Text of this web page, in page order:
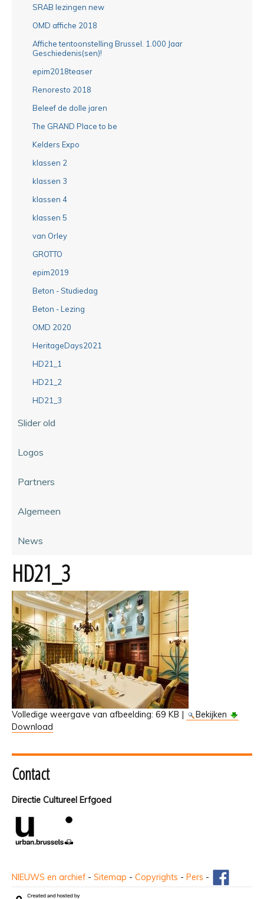
SRAB lezingen new
OMD affiche 2018
Affiche tentoonstelling Brussel. 1.000 Jaar
Geschiedenis(sen)!
epim2018teaser
Renoresto 2018
Beleef de dolle jaren
The GRAND Place to be
Kelders Expo
klassen 2
klassen 3
klassen 4
klassen 5
van Orley
GROTTO
epim2019
Beton - Studiedag
Beton - Lezing
OMD 2020
HeritageDays2021
HD21_1
HD21_2
HD21_3
Slider old
Logos
Partners
Algemeen
News
HD21_3
Volledige weergave van afbeelding: 69 KB |
Bekijken
Download
Contact
Directie Cultureel Erfgoed
NIEUWS en archief - Sitemap - Copyrights - Pers -